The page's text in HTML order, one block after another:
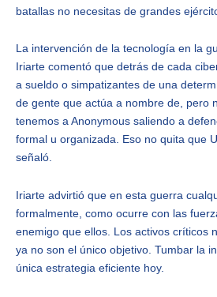
batallas no necesitas de grandes
La intervención de la tecnología en la
Iriarte comentó que detrás de cada
a sueldo o simpatizantes de una
de gente que actúa a nombre de, pero
tenemos a Anonymous saliendo a
formal u organizada. Eso no quita que
señaló.
Iriarte advirtió que en esta guerra
formalmente, como ocurre con las
enemigo que ellos. Los activos críticos
ya no son el único objetivo. Tumbar la
única estrategia eficiente hoy.